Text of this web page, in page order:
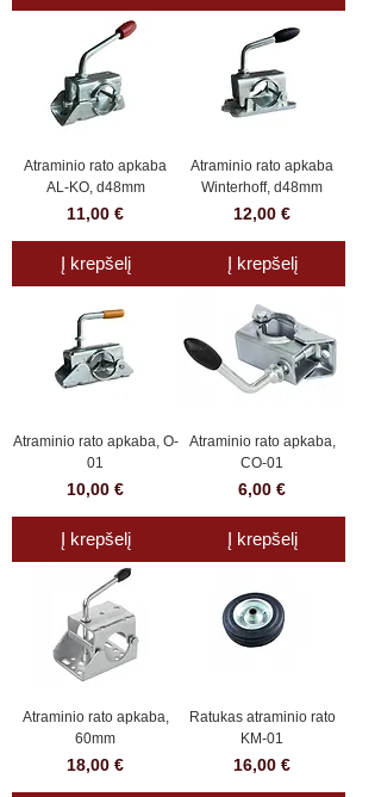
Atraminio rato apkaba
AL-KO, d48mm
Kaina
11,00 €
Į krepšelį
Atraminio rato apkaba
Winterhoff, d48mm
Kaina
12,00 €
Į krepšelį
Atraminio rato apkaba, O-
01
Kaina
10,00 €
Į krepšelį
Atraminio rato apkaba,
CO-01
Kaina
6,00 €
Į krepšelį
Atraminio rato apkaba,
60mm
Kaina
18,00 €
Ratukas atraminio rato
KM-01
Kaina
16,00 €